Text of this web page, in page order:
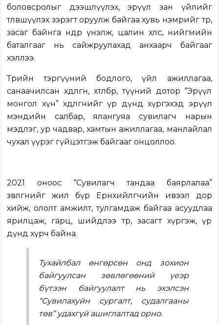
боловсролыг дээшлүүлэх, эрүүл зан үйлийг
төлөвшүүлэх зэрэгт оруулж байгаа хувь нэмрийг төр,
засаг байнга өндөр үнэлж, цалин хөлс, нийгмийн
баталгааг нь сайжруулахад анхаарч байгааг
хэллээ.
Төрийн тэргүүний бодлого, үйл ажиллагаа,
санаачилсан хөдөлгөөн, хөтөлбөр, түүний дотор “Эрүүл
монгол хүн” хөдөлгөөнийг үр дүнд хүргэхэд эрүүл
мэндийн салбар, ялангуяа сувилагч нарын
мэдлэг, ур чадвар, хамтын ажиллагаа, манлайлал
чухал үүрэг гүйцэтгэж байгааг онцоллоо.
2021 оноос “Сувилагч тандаа баярлалаа”
зөвлөгөөнийг жил бүр Ерөнхийлөгчийн ивээл дор
хийж, ололт амжилт, тулгамдаж байгаа асуудлаа
ярилцаж, гарц, шийдлээ төр, засагт хүргэж, үр
дүнд хүрч байна.
Тухайлбал өнгөрсөн онд зохион
байгуулсан зөвлөгөөний үеэр
бүтээн байгуулалт нь эхэлсэн
“Сувилахуйн сургалт, судалгааны
төв” удахгүй ашиглалтад орно.